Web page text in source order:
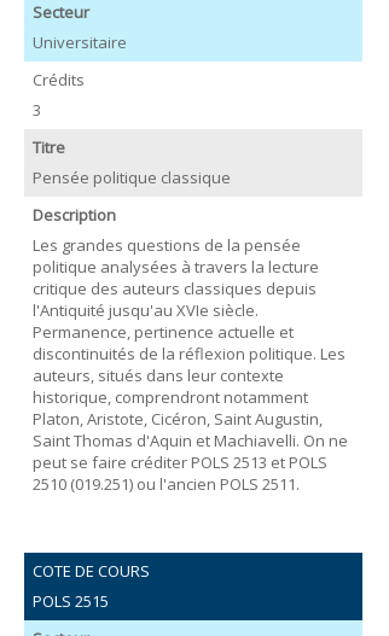
Secteur
Universitaire
Crédits
3
Titre
Pensée politique classique
Description
Les grandes questions de la pensée
politique analysées à travers la lecture
critique des auteurs classiques depuis
l'Antiquité jusqu'au XVIe siècle.
Permanence, pertinence actuelle et
discontinuités de la réflexion politique. Les
auteurs, situés dans leur contexte
historique, comprendront notamment
Platon, Aristote, Cicéron, Saint Augustin,
Saint Thomas d'Aquin et Machiavelli. On ne
peut se faire créditer POLS 2513 et POLS
2510 (019.251) ou l'ancien POLS 2511.
COTE DE COURS
POLS 2515